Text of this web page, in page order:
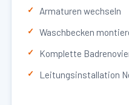
Armaturen wechseln
Waschbecken
Komplette
Leitungsinstallation